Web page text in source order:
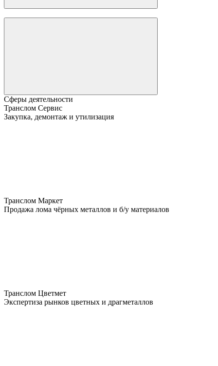
Сферы деятельности
Транслом Сервис
Закупка, демонтаж и утилизация
Транслом Маркет
Продажа лома чёрных металлов и б/у материалов
Транслом Цветмет
Экспертиза рынков цветных и драгметаллов